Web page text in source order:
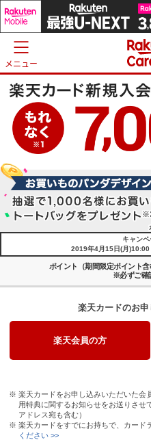
メニュー
キャンペ
2019年4月15日(月
ポイント（期間限定ポイント
※必ずご確
楽天カードのお
楽天会員の方
※ 楽天カードをお申し込みいただいた会
用特典に関するお知らせをお送りさせ
アドレス宛も含む）
※ 楽天カードをすでにお持ちで、カード
ください >>